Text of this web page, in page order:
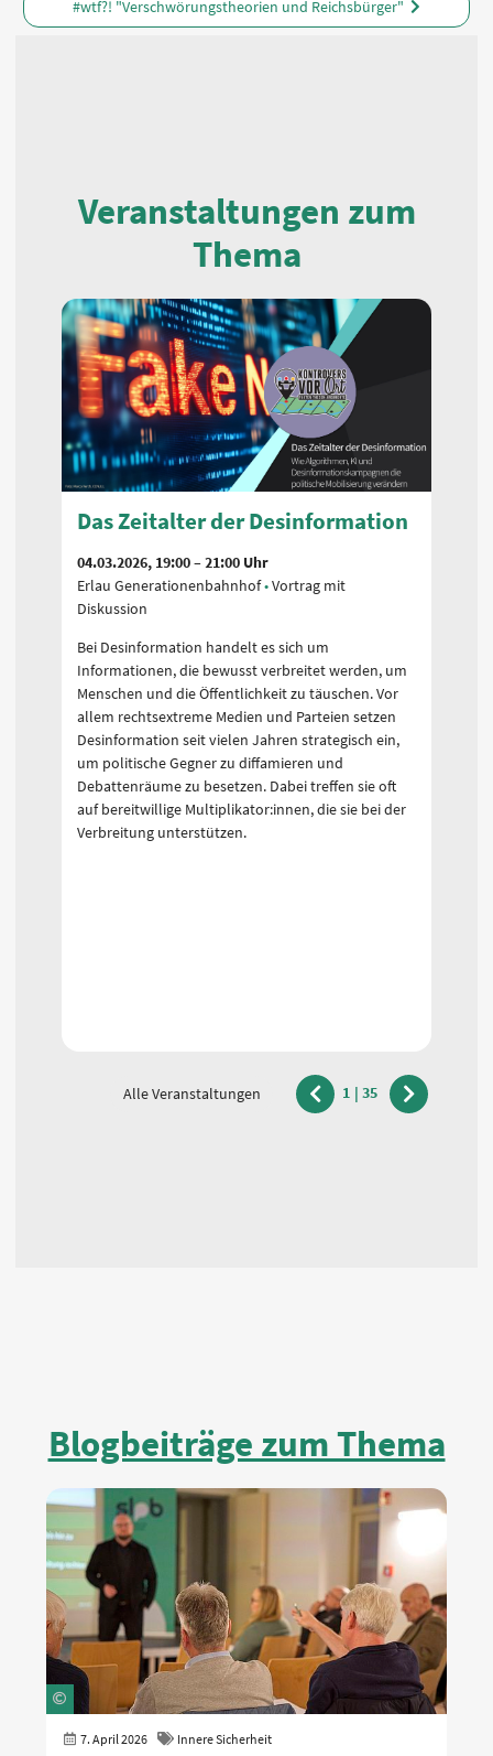
#wtf?! "Verschwörungstheorien und Reichsbürger"
Veranstaltungen zum
Thema
Das Zeitalter der Desinformation
04.03.2026, 19:00 – 21:00 Uhr
Erlau Generationenbahnhof Vortrag mit
Diskussion
Bei Desinformation handelt es sich um
Informationen, die bewusst verbreitet werden, um
Menschen und die Öffentlichkeit zu täuschen. Vor
allem rechtsextreme Medien und Parteien setzen
Desinformation seit vielen Jahren strategisch ein,
um politische Gegner zu diffamieren und
Debattenräume zu besetzen. Dabei treffen sie oft
auf bereitwillige Multiplikator:innen, die sie bei der
Verbreitung unterstützen.
Alle Veranstaltungen
vorherige
1 | 35
nächste
Blogbeiträge zum Thema
7. April 2026 Innere Sicherheit